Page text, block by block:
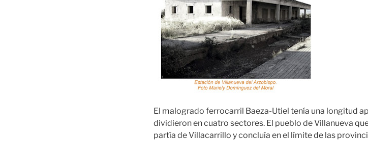
El malogrado ferrocarril Baeza-Utiel tenía una longitud
dividieron en cuatro sectores. El pueblo de Villanueva
partía de Villacarrillo y concluía en el límite de las